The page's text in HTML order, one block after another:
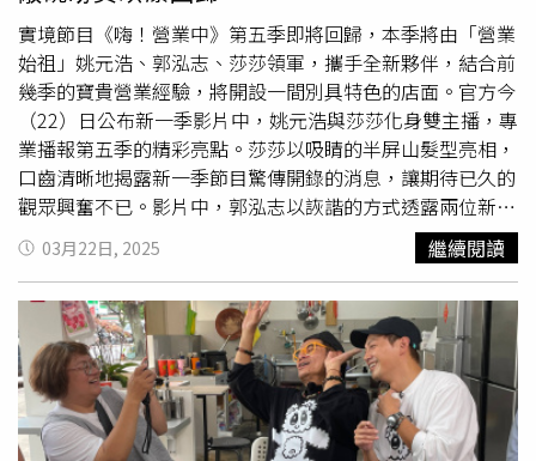
中圓滿戶外劇場免費舉辦。
實境節目《嗨！營業中》第五季即將回歸，本季將由「營業
始祖」姚元浩、郭泓志、莎莎領軍，攜手全新夥伴，結合前
幾季的寶貴營業經驗，將開設一間別具特色的店面。官方今
（22）日公布新一季影片中，姚元浩與莎莎化身雙主播，專
業播報第五季的精彩亮點。莎莎以吸睛的半屏山髮型亮相，
口齒清晰地揭露新一季節目驚傳開錄的消息，讓期待已久的
觀眾興奮不已。影片中，郭泓志以詼諧的方式透露兩位新夥
伴的神秘線索。他帶著雞冠頭造型，笑稱：「第一位新夥伴
會咕咕咕叫，而且還會畫一隻雞；第二位則是高齡60歲的偶
論「請問是歌手混不下去才來當搞笑藝人嗎？」、「加入節
目是幹掉乱彈阿翔 ？」另一位是以《跑跑炮》爆紅至今的60
歲資深偶像包偉銘大哥，外傳他為重金復出，記者也追問他
是否還跑得動？包偉銘一臉嚴肅不予回答。包偉銘被追問
「是否還跑得動？」。（圖／好看娛樂提供）許多忠實粉絲
03月22日, 2025 繼續閱讀